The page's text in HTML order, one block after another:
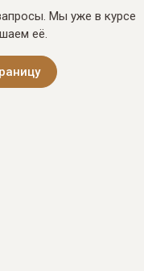
Мы уже в курсе
её.